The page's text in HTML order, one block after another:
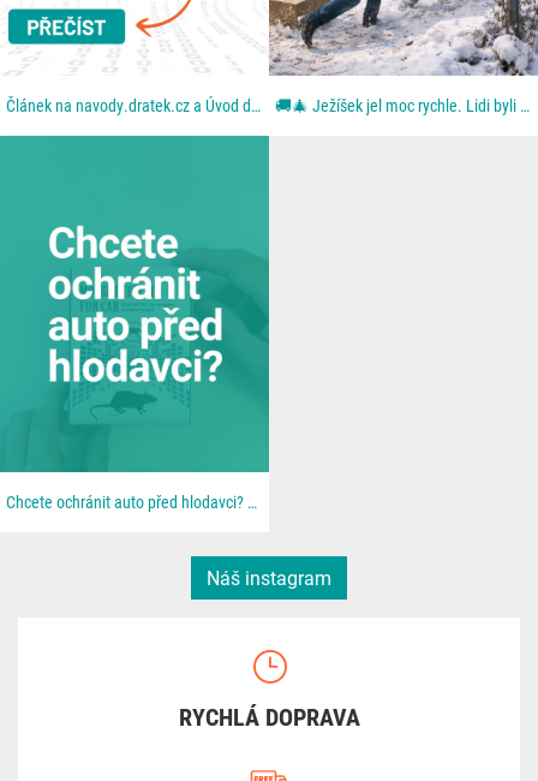
Článek na navody.dratek.cz a Úvod do chytré domácnosti. Odkaz také v BIO.... 🚚🎄 Ježíšek jel moc rychle. Lidi byli ještě rychlejší. Aneb: když se blbě zavřou dveře. Z dodávky...
Chcete ochránit auto před hlodavci? 🐀 📦 Všechno najdeš u nás na 👉 dratek.cz #arduino...
Náš instagram
RYCHLÁ DOPRAVA